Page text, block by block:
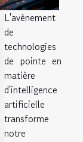
L'avènement
de
technologies
de pointe en
matière
d'intelligence
artificielle
transforme
notre